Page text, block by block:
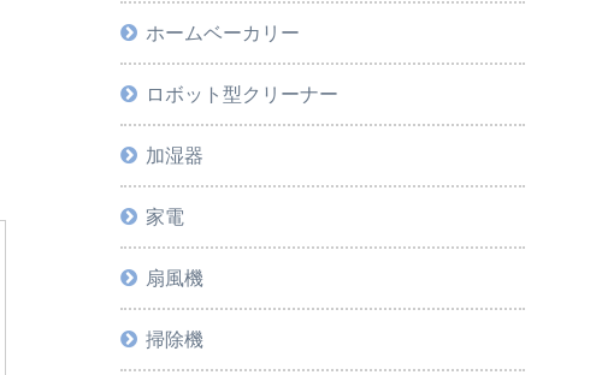
ホームベーカリー
ロボット型クリーナー
加湿器
家電
扇風機
掃除機